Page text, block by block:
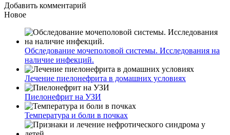
Добавить комментарий
Новое
Обследование мочеполовой системы. Исследования на
наличие инфекций.
Лечение пиелонефрита в домашних условиях
Пиелонефрит на УЗИ
Температура и боли в почках